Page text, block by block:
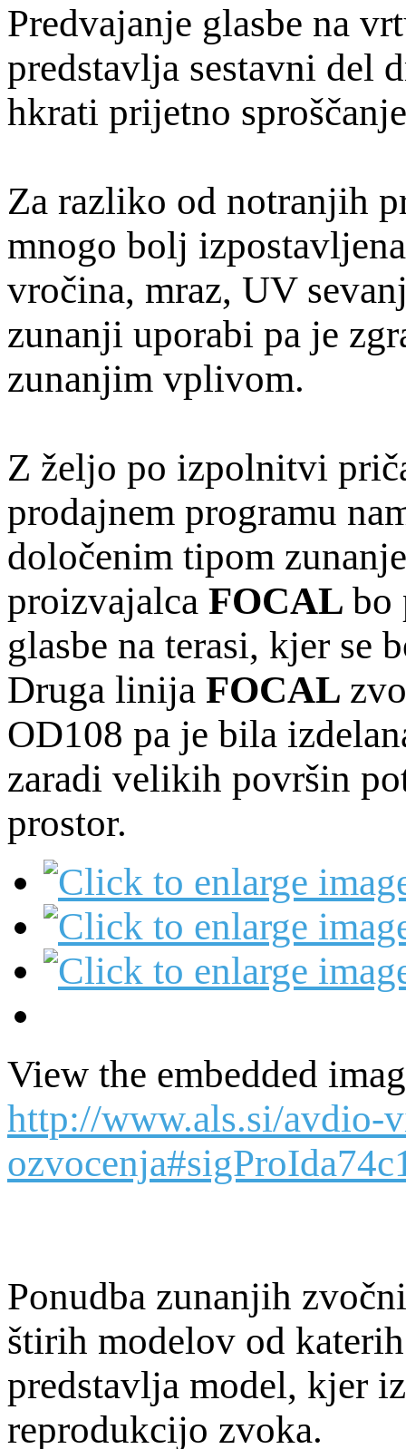
Predvajanje glasbe na
predstavlja sestavni del
hkrati prijetno
Za razliko od notranjih
mnogo bolj
vročina, mraz, UV
zunanji uporabi pa je
zunanjim vplivom.
Z željo po izpolnitvi
prodajnem programu
določenim tipom
proizvajalca FOCAL bo
glasbe na terasi, kjer se
Druga linija FOCAL
OD108 pa je bila
zaradi velikih površin
prostor.
View the embedded
http://www.als.si/avdio-
Ponudba zunanjih
štirih modelov od
predstavlja model, kjer
reprodukcijo zvoka.